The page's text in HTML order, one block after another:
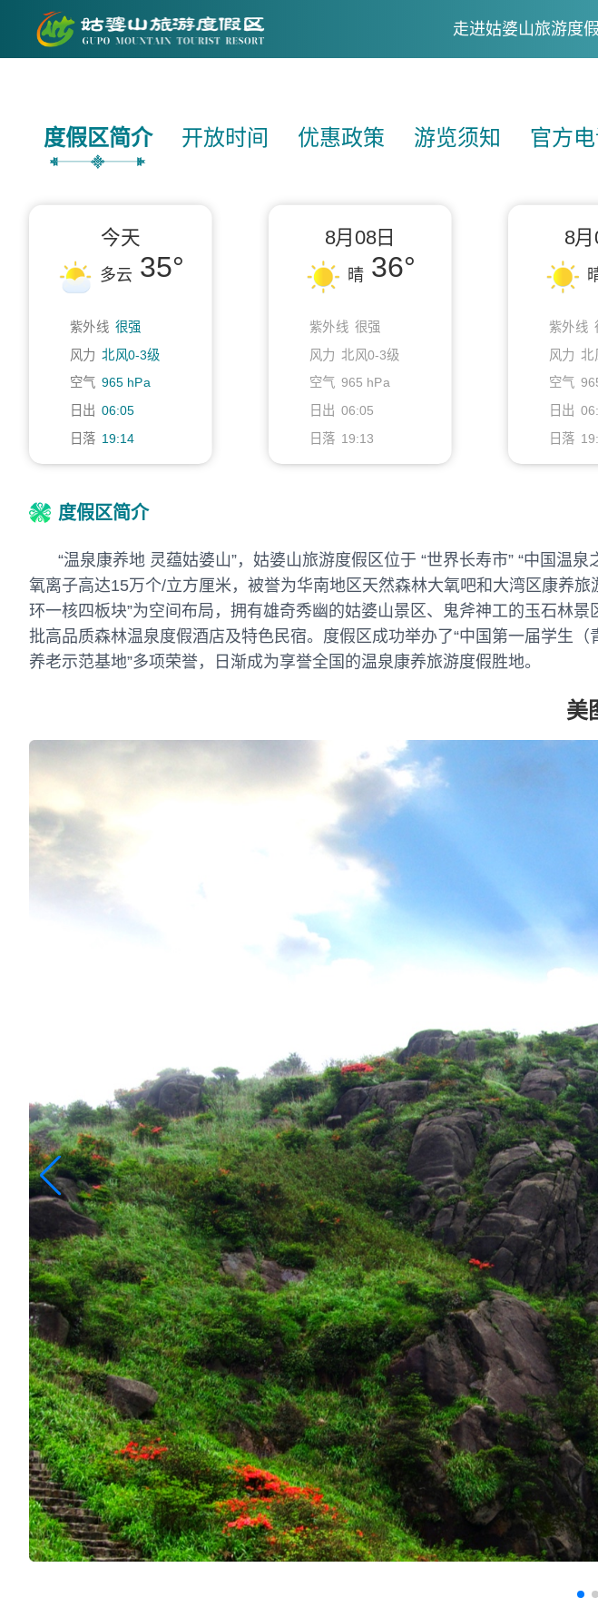
走进姑婆山旅游度
度假区简介 开放时间 优惠政策 游览须知 官方
今天
多云 35°
紫外线 很强
风力 北风0-3级
空气 965 hPa
日出 06:05
日落 19:14
8月08日
晴 36°
紫外线 很强
风力 北风0-3级
空气 965 hPa
日出 06:05
日落 19:13
8月
紫外线
风力 北
空气
日出
日落
度假区简介
“温泉康养地 灵蕴姑婆山”，姑婆山旅游度假区位于 “世界长寿市” “中国
氧离子高达15万个/立方厘米，被誉为华南地区天然森林大氧吧和大湾区康养
环一核四板块”为空间布局，拥有雄奇秀幽的姑婆山景区、鬼斧神工的玉石林
批高品质森林温泉度假酒店及特色民宿。度假区成功举办了“中国第一届学生（
养老示范基地”多项荣誉，日渐成为享誉全国的温泉康养旅游度假胜地。
美